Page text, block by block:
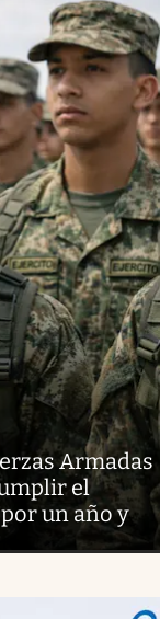
Armadas
el
un año y